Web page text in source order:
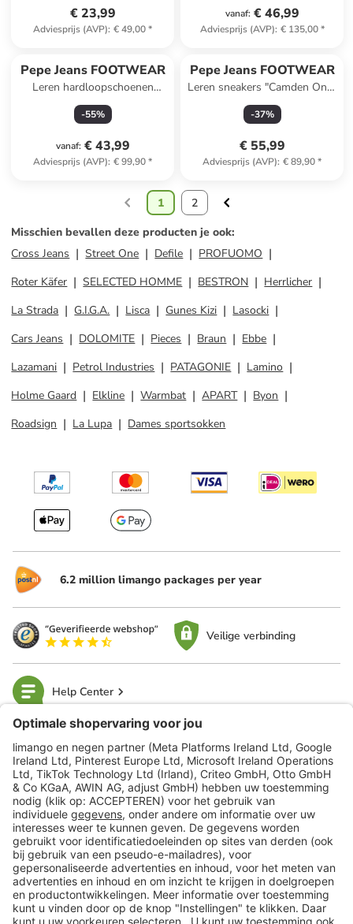
€ 23,99
Adviesprijs (AVP): € 49,00*
vanaf: € 46,99
Adviesprijs (AVP): € 135,00*
Pepe Jeans FOOTWEAR
Leren hardloopschoenen
donkerblauw/kaki
-55%
vanaf: € 43,99
Adviesprijs (AVP): € 99,90*
Pepe Jeans FOOTWEAR
Leren sneakers "Camden One"
wit
-37%
€ 55,99
Adviesprijs (AVP): € 89,90*
1
2
Misschien bevallen deze producten je ook:
Cross Jeans
Street One Defile
PROFUOMO
Roter Käfer
SELECTED HOMME BESTRON
Herrlicher
La Strada
G.I.G.A. Lisca Gunes Kizi
Lasocki
Cars Jeans
DOLOMITE Pieces Braun
Ebbe
Lazamani
Petrol Industries PATAGONIE
Lamino
Holme Gaard
Elkline Warmbat APART
Byon
Roadsign
La Lupa Dames sportsokken
6.2 million limango packages per year
Veilige verbinding
Help Center
limango
Veilig winkelen
Klantenservice
Shop
Acties